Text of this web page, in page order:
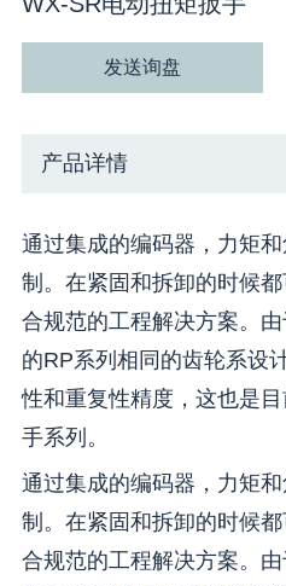
发送询盘
产品详情
通过集成的编码器，力矩
制。在紧固和拆卸的时候
合规范的工程解决方案。
的RP系列相同的齿轮系设
性和重复性精度，这也是
手系列。
通过集成的编码器，力矩
制。在紧固和拆卸的时候
合规范的工程解决方案。